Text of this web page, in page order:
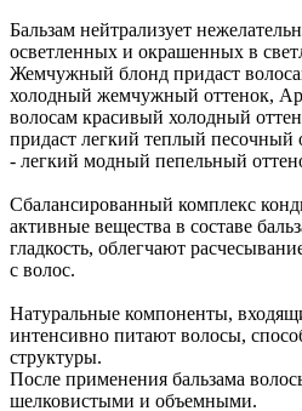
Бальзам нейтрализует
осветленных и окрашенных в
Жемчужный блонд придаст
холодный жемчужный оттенок,
волосам красивый холодный
придаст легкий теплый
- легкий модный пепельный
Сбалансированный комплекс
активные вещества в составе
гладкость, облегчают
с волос.
Натуральные компоненты,
интенсивно питают волосы,
структуры.
После применения бальзама
шелковистыми и объемными.